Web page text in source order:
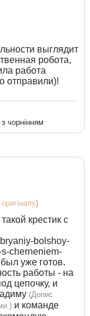
выглядит
робота,
работа
отправили)!
чорнінням
)
крестик с
bolshoy-
cherneniem-
уже готов.
работы - на
цепочку, и
(Допис
и команде